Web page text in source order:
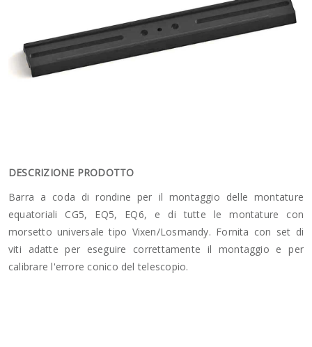
DESCRIZIONE PRODOTTO
Barra a coda di rondine per il montaggio delle montature
equatoriali CG5, EQ5, EQ6, e di tutte le montature con
morsetto universale tipo Vixen/Losmandy. Fornita con set di
viti adatte per eseguire correttamente il montaggio e per
calibrare l'errore conico del telescopio.